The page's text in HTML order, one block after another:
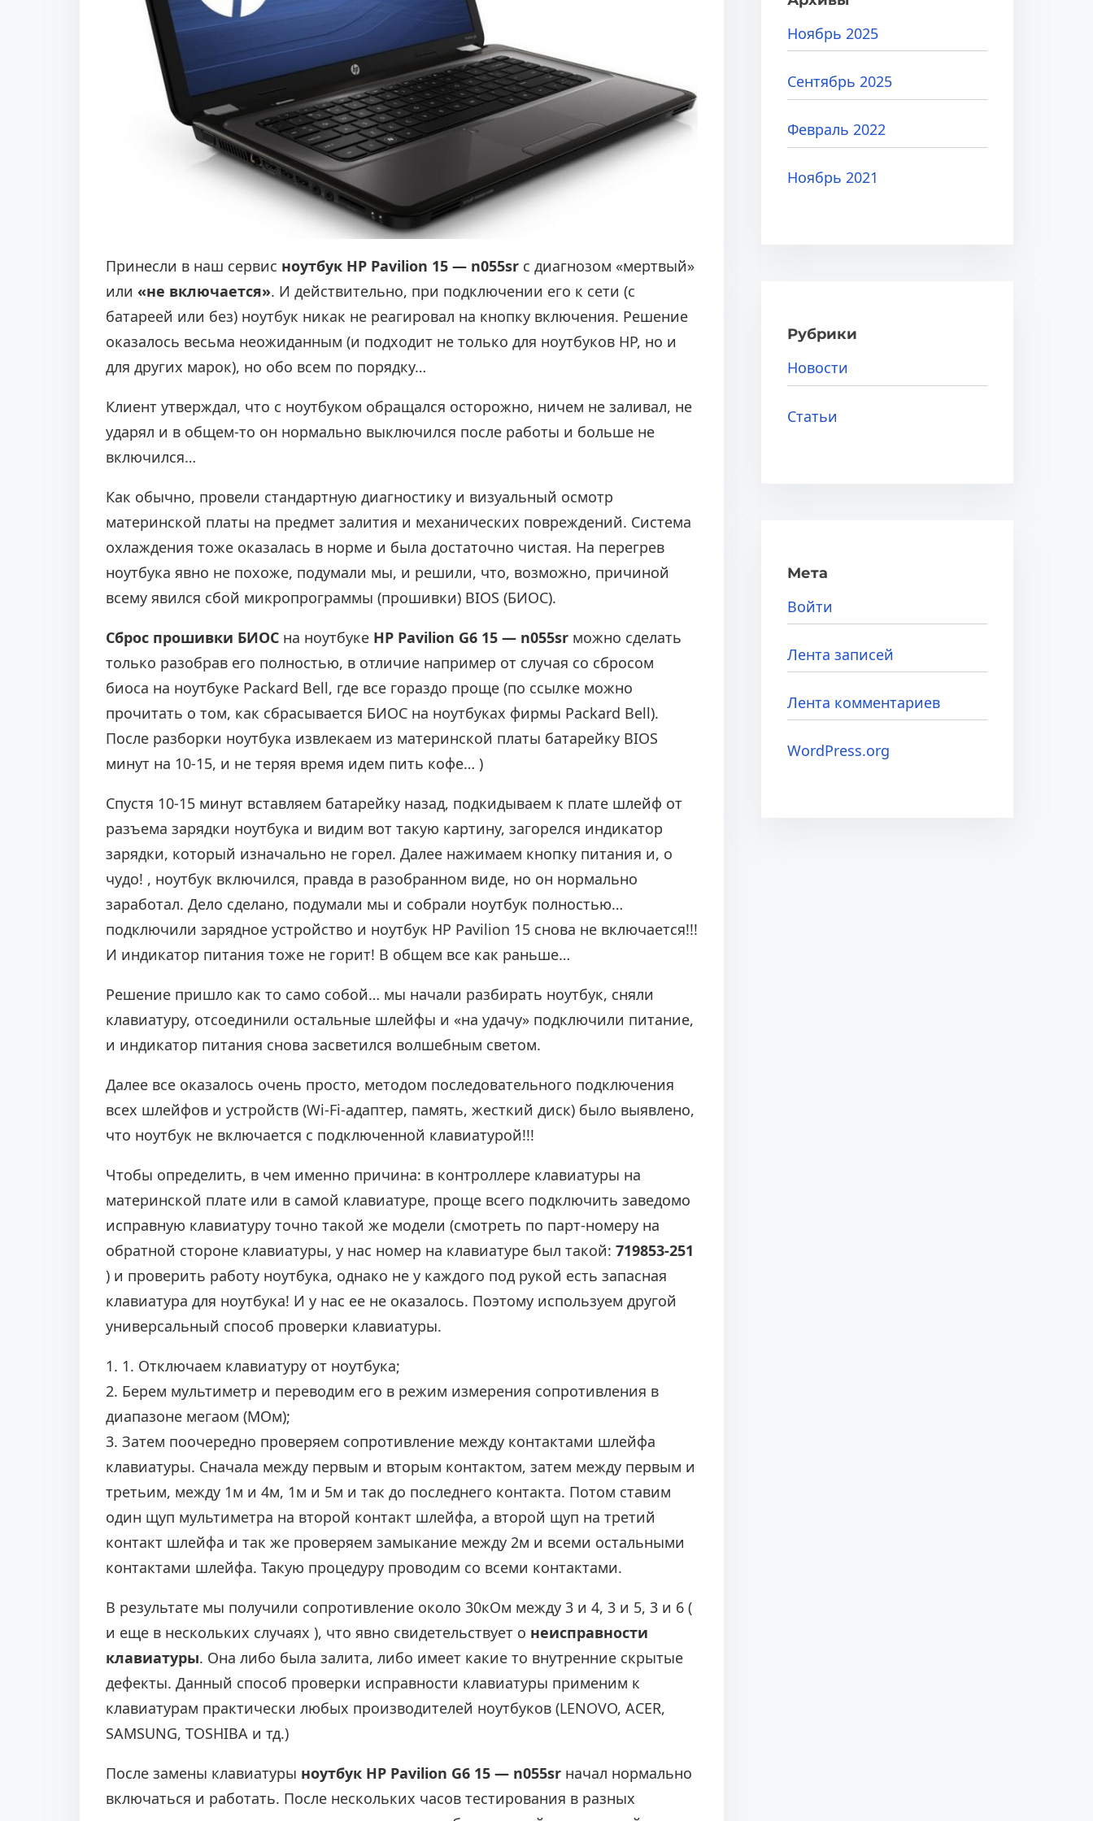
ю
в
:
Принесли в наш сервис ноутбук HP Pavilion 15 — n055sr с диагнозом «мертвый»
или «не включается». И действительно, при подключении его к сети (с
батареей или без) ноутбук никак не реагировал на кнопку включения. Решение
оказалось весьма неожиданным (и подходит не только для ноутбуков HP, но и
для других марок), но обо всем по порядку…
Клиент утверждал, что с ноутбуком обращался осторожно, ничем не заливал, не
ударял и в общем-то он нормально выключился после работы и больше не
включился…
Как обычно, провели стандартную диагностику и визуальный осмотр
материнской платы на предмет залития и механических повреждений. Система
охлаждения тоже оказалась в норме и была достаточно чистая. На перегрев
ноутбука явно не похоже, подумали мы, и решили, что, возможно, причиной
всему явился сбой микропрограммы (прошивки) BIOS (БИОС).
Сброс прошивки БИОС на ноутбуке HP Pavilion G6 15 — n055sr можно сделать
только разобрав его полностью, в отличие например от случая со сбросом
биоса на ноутбуке Packard Bell, где все гораздо проще (по ссылке можно
прочитать о том, как сбрасывается БИОС на ноутбуках фирмы Packard Bell).
После разборки ноутбука извлекаем из материнской платы батарейку BIOS
минут на 10-15, и не теряя время идем пить кофе… )
Спустя 10-15 минут вставляем батарейку назад, подкидываем к плате шлейф от
разъема зарядки ноутбука и видим вот такую картину, загорелся индикатор
зарядки, который изначально не горел. Далее нажимаем кнопку питания и, о
чудо! , ноутбук включился, правда в разобранном виде, но он нормально
заработал. Дело сделано, подумали мы и собрали ноутбук полностью…
подключили зарядное устройство и ноутбук HP Pavilion 15 снова не включается!!!
И индикатор питания тоже не горит! В общем все как раньше…
Решение пришло как то само собой… мы начали разбирать ноутбук, сняли
клавиатуру, отсоединили остальные шлейфы и «на удачу» подключили питание,
и индикатор питания снова засветился волшебным светом.
Далее все оказалось очень просто, методом последовательного подключения
всех шлейфов и устройств (Wi-Fi-адаптер, память, жесткий диск) было выявлено,
что ноутбук не включается с подключенной клавиатурой!!!
Чтобы определить, в чем именно причина: в контроллере клавиатуры на
материнской плате или в самой клавиатуре, проще всего подключить заведомо
исправную клавиатуру точно такой же модели (смотреть по парт-номеру на
обратной стороне клавиатуры, у нас номер на клавиатуре был такой: 719853-251
) и проверить работу ноутбука, однако не у каждого под рукой есть запасная
клавиатура для ноутбука! И у нас ее не оказалось. Поэтому используем другой
универсальный способ проверки клавиатуры.
1. 1. Отключаем клавиатуру от ноутбука;
2. Берем мультиметр и переводим его в режим измерения сопротивления в
диапазоне мегаом (МОм);
3. Затем поочередно проверяем сопротивление между контактами шлейфа
клавиатуры. Сначала между первым и вторым контактом, затем между первым и
третьим, между 1м и 4м, 1м и 5м и так до последнего контакта. Потом ставим
один щуп мультиметра на второй контакт шлейфа, а второй щуп на третий
контакт шлейфа и так же проверяем замыкание между 2м и всеми остальными
контактами шлейфа. Такую процедуру проводим со всеми контактами.
В результате мы получили сопротивление около 30кОм между 3 и 4, 3 и 5, 3 и 6 (
и еще в нескольких случаях ), что явно свидетельствует о неисправности
клавиатуры. Она либо была залита, либо имеет какие то внутренние скрытые
дефекты. Данный способ проверки исправности клавиатуры применим к
клавиатурам практически любых производителей ноутбуков (LENOVO, ACER,
SAMSUNG, TOSHIBA и тд.)
После замены клавиатуры ноутбук HP Pavilion G6 15 — n055sr начал нормально
включаться и работать. После нескольких часов тестирования в разных
Ноябрь 2025
Сентябрь 2025
Февраль 2022
Ноябрь 2021
Рубрики
Новости
Статьи
Мета
Войти
Лента записей
Лента комментариев
WordPress.org